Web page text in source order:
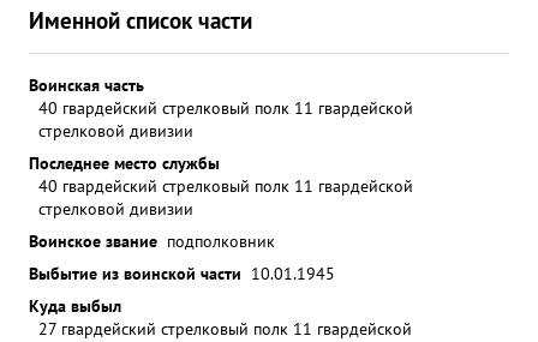
Именной список части
Воинская часть
40 гвардейский стрелковый полк 11 гвардейской
стрелковой дивизии
Последнее место службы
40 гвардейский стрелковый полк 11 гвардейской
стрелковой дивизии
Воинское звание подполковник
Выбытие из воинской части 10.01.1945
Куда выбыл
27 гвардейский стрелковый полк 11 гвардейской